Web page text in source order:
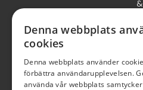
Denna webbplats
cookies
Denna webbplats använder
förbättra användarupplevelsen.
använda vår webbplats